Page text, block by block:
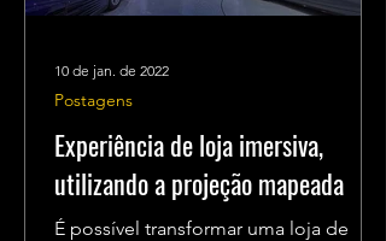
Experiência de loja imersiva,
utilizando a projeção mapeada
É possível transformar uma loja de
Postagens
10 de jan. de 2022